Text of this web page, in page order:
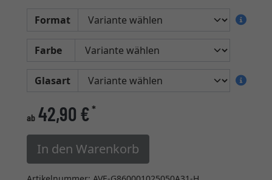
Format
Farbe
Glasart
ab 42,90 €*
In den Warenkorb